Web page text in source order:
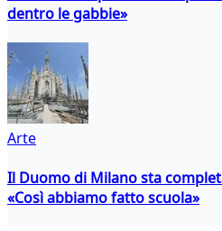
dentro le gabbie»
Arte
Il Duomo di Milano sta
«Così abbiamo fatto scuola»